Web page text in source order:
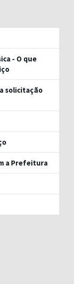
- O que
solicitação
a Prefeitura